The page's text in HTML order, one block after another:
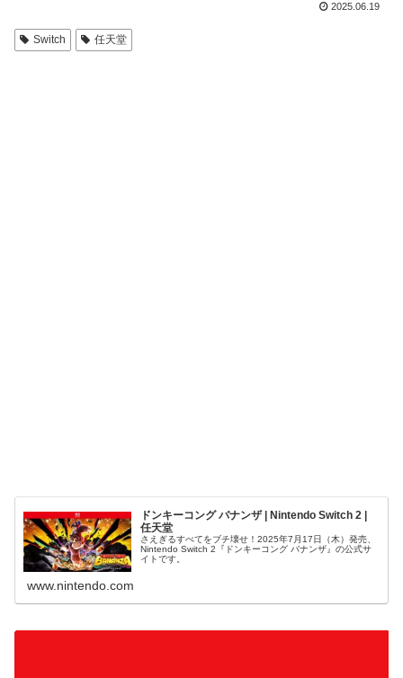
2025.06.19
Switch 任天堂
ドンキーコング バナンザ | Nintendo Switch 2 |
任天堂
さえぎるすべてをブチ壊せ！2025年7月17日（木）発売、
Nintendo Switch 2『ドンキーコング バナンザ』の公式サ
イトです。
www.nintendo.com